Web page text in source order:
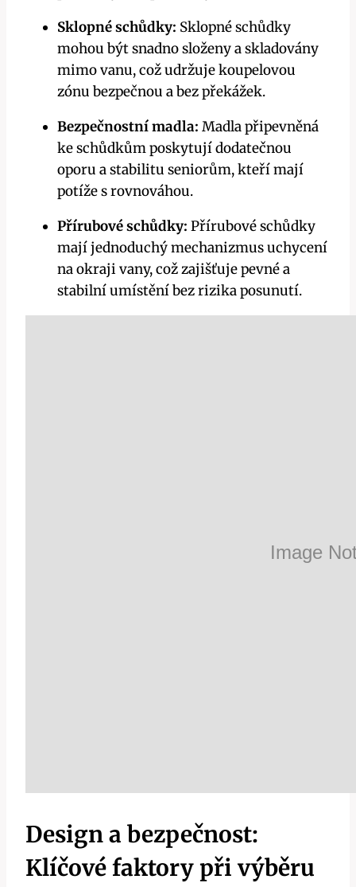
Sklopné schůdky: Sklopné schůdky
mohou být snadno složeny a skladovány
mimo vanu, což udržuje koupelovou
zónu bezpečnou a bez překážek.
Bezpečnostní madla: Madla připevněná
ke schůdkům poskytují dodatečnou
oporu a stabilitu seniorům, kteří mají
potíže s rovnováhou.
Přírubové schůdky: Přírubové schůdky
mají jednoduchý mechanizmus uchycení
na okraji vany, což zajišťuje pevné a
stabilní umístění bez rizika posunutí.
Design a bezpečnost:
Klíčové faktory při výběru